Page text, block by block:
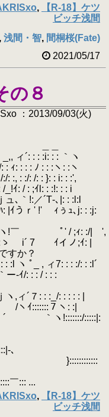
,
【R-18】ケツ
ビッチ浅間
, 浅間・智, 間桐桜(Fate)
2021/05/17
の８
：2013/09/03(火)
: ｀ヽ
: :ヽ: :ヽ
}: : i: : :',
: :!: : : i
､|: : :l:l
ｨぅｭ､j: : :j:
ﾟ' / ;ｨ: :/| ',
ｲイノ;ｲ: |
か？
_ , ィ7: : : :/: : :l´
ｲ/: : : / : : :
´７: : :_/: : : : : |
:::::::７ヽ: :|
!:::::::/:::::|:
＿ }::::::::::::
::: ...
,
【R-18】ケツ
ビッチ浅間